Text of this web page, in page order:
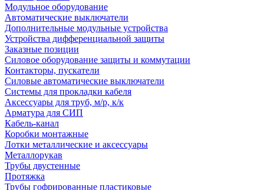
Модульное оборудование
Автоматические выключатели
Дополнительные модульные устройства
Устройства дифференциальной защиты
Заказные позиции
Силовое оборудование защиты и коммутации
Контакторы, пускатели
Силовые автоматические выключатели
Системы для прокладки кабеля
Аксессуары для труб, м/р, к/к
Арматура для СИП
Кабель-канал
Коробки монтажные
Лотки металлические и аксессуары
Металлорукав
Трубы двустенные
Протяжка
Трубы гофрированные пластиковые